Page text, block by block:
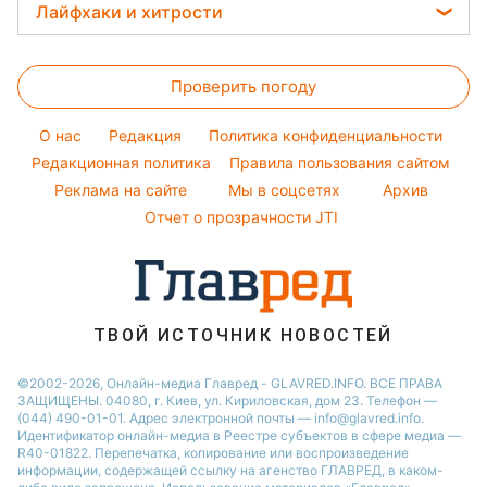
София Ротару
Ольга Сумская
Филипп Киркоров
Новости Харькова
Новости Ровно
Новости моды
Легкие десерты
Праздничное меню
Оптические иллюзии
Все о шоу-бизнесе
Прогноз погоды
Магнитные бури
Погода на сегодня
Погода на завтра
Пылевая буря
Лайфхаки и хитрости
Уборка
Комнатные растения
Авто
Проверить погоду
O нас Редакция
Политика конфиденциальности
Редакционная политика
Правила пользования сайтом
Реклама на сайте
Мы в соцсетях
Архив
Отчет о прозрачности JTI
ТВОЙ ИСТОЧНИК НОВОСТЕЙ
©2002-2026, Онлайн-медиа Главред - GLAVRED.INFO. ВСЕ ПРАВА
ЗАЩИЩЕНЫ. 04080, г. Киев, ул. Кириловская, дом 23. Телефон —
(044) 490-01-01. Адрес электронной почты — info@glavred.info.
Идентификатор онлайн-медиа в Реестре cубъектов в сфере медиа —
R40-01822. Перепечатка, копирование или воспроизведение
информации, содержащей ссылку на агенство ГЛАВРЕД, в каком-